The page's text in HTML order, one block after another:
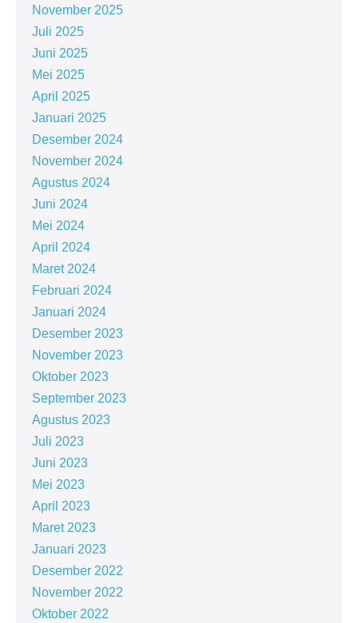
November 2025
Juli 2025
Juni 2025
Mei 2025
April 2025
Januari 2025
Desember 2024
November 2024
Agustus 2024
Juni 2024
Mei 2024
April 2024
Maret 2024
Februari 2024
Januari 2024
Desember 2023
November 2023
Oktober 2023
September 2023
Agustus 2023
Juli 2023
Juni 2023
Mei 2023
April 2023
Maret 2023
Januari 2023
Desember 2022
November 2022
Oktober 2022